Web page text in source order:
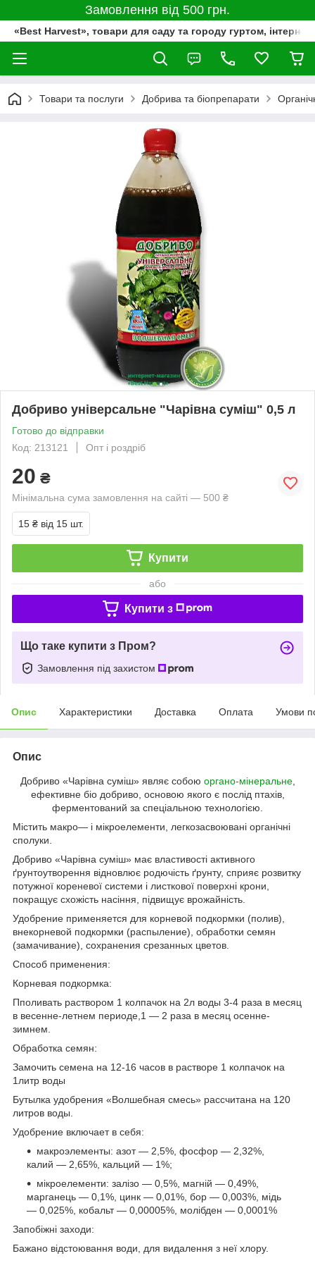
Замовлення від 500 грн.
«Best Harvest», товари для саду та городу гуртом,
Товари та послуги Добрива та біопрепарати
Добриво універсальне "Чарівна суміш" 0,5 л
Готово до відправки
Код: 213121
Опт і роздріб
20 ₴
Мінімальна сума замовлення на сайті — 500 ₴
15 ₴ від 15 шт.
Купити
або
Купити з
Що таке купити з Пром?
Замовлення під захистом
Опис Характеристики Доставка Оплата Умови
Опис
Добриво «Чарівна суміш» являє собою органо-мінеральне,
ефективне біо добриво, основою якого є послід птахів,
ферментований за спеціальною технологією.
Містить макро— і мікроелементи, легкозасвоювані органічні
сполуки.
Добриво «Чарівна суміш» має властивості активного
ґрунтоутворення відновлює родючість ґрунту, сприяє розвитку
потужної кореневої системи і листкової поверхні крони,
покращує схожість насіння, підвищує врожайність.
Удобрение применяется для корневой подкормки (полив),
внекорневой подкормки (распыление), обработки семян
(замачивание), сохранения срезанных цветов.
Способ применения:
Корневая подкормка:
Пполивать раствором 1 колпачок на 2л воды 3-4 раза в месяц
в весенне-летнем периоде,1 ― 2 раза в месяц осенне-
зимнем.
Обработка семян:
Замочить семена на 12-16 часов в растворе 1 колпачок на
1литр воды
Бутылка удобрения «Волшебная смесь» рассчитана на 120
литров воды.
Удобрение включает в себя:
макроэлементы: азот — 2,5%, фосфор — 2,32%,
калий — 2,65%, кальций — 1%;
мікроелементи: залізо — 0,5%, магній — 0,49%,
марганець — 0,1%, цинк — 0,01%, бор — 0,003%, мідь
— 0,025%, кобальт — 0,00005%, молібден — 0,0001%
Запобіжні заходи:
Бажано відстоювання води, для видалення з неї хлору.